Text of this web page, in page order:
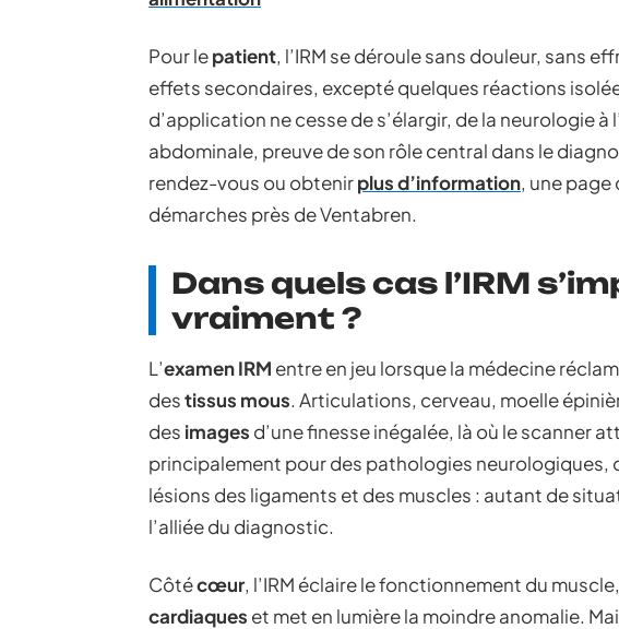
Pour lepatient, l’IRM se déroule sans douleur, sans
effets secondaires, excepté quelques réactions
d’application ne cesse de s’élargir, de la neurologie à
abdominale, preuve de son rôle central dans le
rendez-vous ou obtenirplus d’information, une
démarches près de Ventabren.
Dans quels cas l’IRM
vraiment ?
L’examen IRM entre en jeu lorsque la médecine
destissus mous. Articulations, cerveau, moelle
des images d’une finesse inégalée, là où le scanner
principalement pour des pathologies neurologiques,
lésions des ligaments et des muscles : autant de
l’alliée du diagnostic.
Côtécœur, l’IRM éclaire le fonctionnement du
cardiaques et met en lumière la moindre anomalie.